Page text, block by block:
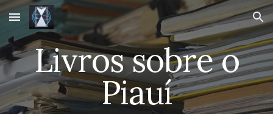
Skip to main content Skip to navigation
Livros sobre o
Piauí